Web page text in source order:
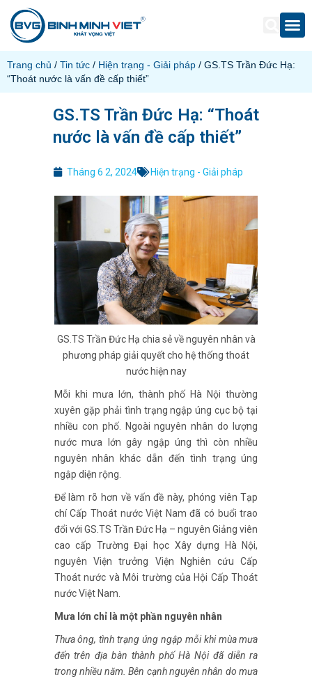
Trang chủ / Tin tức / Hiện trạng - Giải pháp / GS.TS Trần Đức Hạ:
“Thoát nước là vấn đề cấp thiết”
GS.TS Trần Đức Hạ: “Thoát
nước là vấn đề cấp thiết”
Tháng 6 2, 2024 Hiện trạng - Giải pháp
GS.TS Trần Đức Hạ chia sẻ về nguyên nhân và
phương pháp giải quyết cho hệ thống thoát
nước hiện nay
Mỗi khi mưa lớn, thành phố Hà Nội thường
xuyên gặp phải tình trạng ngập úng cục bộ tại
nhiều con phố. Ngoài nguyên nhân do lượng
nước mưa lớn gây ngập úng thì còn nhiều
nguyên nhân khác dẫn đến tình trạng úng
ngập diện rộng.
Để làm rõ hơn về vấn đề này, phóng viên Tạp
chí Cấp Thoát nước Việt Nam đã có buổi trao
đổi với GS.TS Trần Đức Hạ – nguyên Giảng viên
cao cấp Trường Đại học Xây dựng Hà Nội,
nguyên Viện trưởng Viện Nghiên cứu Cấp
Thoát nước và Môi trường của Hội Cấp Thoát
nước Việt Nam.
Mưa lớn chỉ là một phần nguyên nhân
Thưa ông, tình trạng úng ngập mỗi khi mùa mưa
đến trên địa bàn thành phố Hà Nội đã diễn ra
trong nhiều năm. Bên cạnh nguyên nhân do mưa